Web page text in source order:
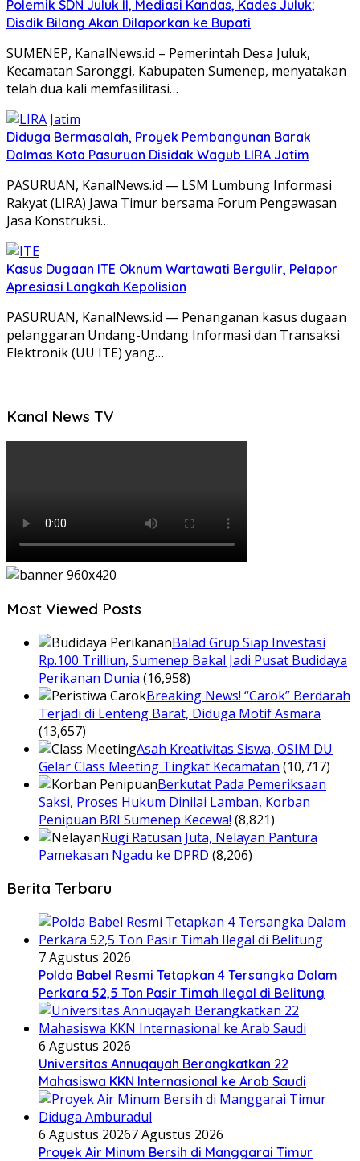
Polemik SDN Juluk II, Mediasi Kandas, Kades Juluk;
Disdik Bilang Akan Dilaporkan ke Bupati
SUMENEP, KanalNews.id – Pemerintah Desa Juluk,
Kecamatan Saronggi, Kabupaten Sumenep, menyatakan
telah dua kali memfasilitasi…
Diduga Bermasalah, Proyek Pembangunan Barak
Dalmas Kota Pasuruan Disidak Wagub LIRA Jatim
PASURUAN, KanalNews.id — LSM Lumbung Informasi
Rakyat (LIRA) Jawa Timur bersama Forum Pengawasan
Jasa Konstruksi…
Kasus Dugaan ITE Oknum Wartawati Bergulir, Pelapor
Apresiasi Langkah Kepolisian
PASURUAN, KanalNews.id — Penanganan kasus dugaan
pelanggaran Undang-Undang Informasi dan Transaksi
Elektronik (UU ITE) yang…
Kanal News TV
Most Viewed Posts
Balad Grup Siap Investasi
Rp.100 Trilliun, Sumenep Bakal Jadi Pusat Budidaya
Perikanan Dunia (16,958)
Breaking News! “Carok” Berdarah
Terjadi di Lenteng Barat, Diduga Motif Asmara
(13,657)
Asah Kreativitas Siswa, OSIM DU
Gelar Class Meeting Tingkat Kecamatan (10,717)
Berkutat Pada Pemeriksaan
Saksi, Proses Hukum Dinilai Lamban, Korban
Penipuan BRI Sumenep Kecewa! (8,821)
Rugi Ratusan Juta, Nelayan Pantura
Pamekasan Ngadu ke DPRD (8,206)
Berita Terbaru
7 Agustus 2026
Polda Babel Resmi Tetapkan 4 Tersangka Dalam
Perkara 52,5 Ton Pasir Timah Ilegal di Belitung
6 Agustus 2026
Universitas Annuqayah Berangkatkan 22
Mahasiswa KKN Internasional ke Arab Saudi
6 Agustus 20267 Agustus 2026
Proyek Air Minum Bersih di Manggarai Timur